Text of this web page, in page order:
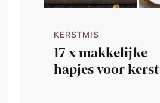
KERSTMIS
17 x makkelijke
hapjes voor kerst